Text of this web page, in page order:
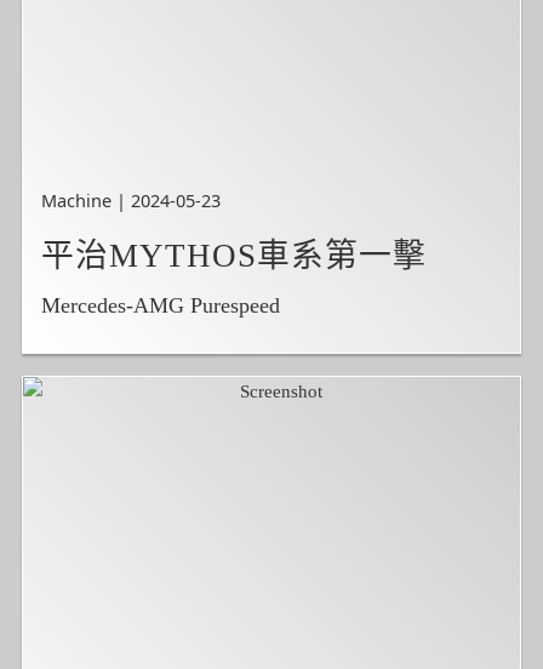
Machine | 2024-05-23
平治MYTHOS車系第一擊
Mercedes-AMG Purespeed